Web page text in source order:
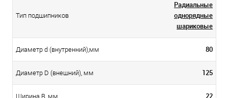
Тип подшипников
Радиальные
однорядные
шариковые
Диаметр d (внутренний),мм 80
Диаметр D (внешний), мм 125
Ширина B, мм 22